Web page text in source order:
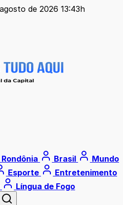
de 2026 13:43h
Rondônia Brasil
Mundo
Esporte
Entretenimento
Língua de Fogo